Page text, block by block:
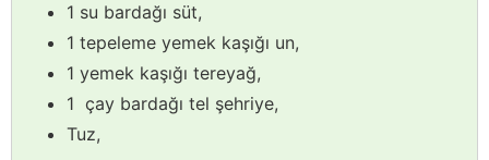
1 su bardağı süt,
1 tepeleme yemek kaşığı un,
1 yemek kaşığı tereyağ,
1 çay bardağı tel şehriye,
Tuz,